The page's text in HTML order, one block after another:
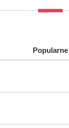
Popularne